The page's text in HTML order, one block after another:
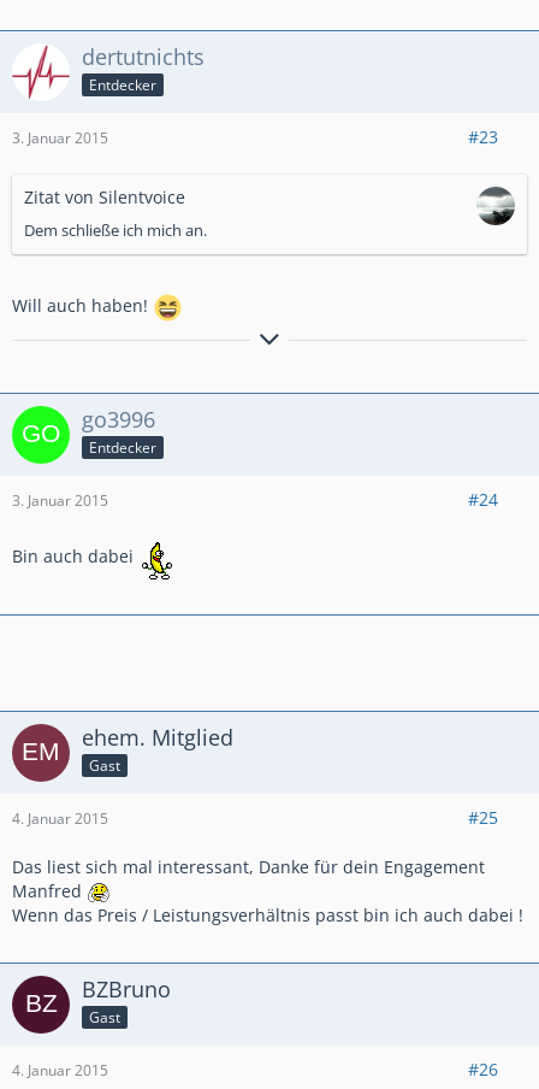
dertutnichts
Entdecker
3. Januar 2015 #23
Zitat von Silentvoice
Dem schließe ich mich an.
Will auch haben!
Nur ein Mopedfahrer versteht warum ein Hund seinen Kopf
go3996
Entdecker
3. Januar 2015 #24
Bin auch dabei
ehem. Mitglied
Gast
4. Januar 2015 #25
Das liest sich mal interessant, Danke für dein Engagement
Manfred
Wenn das Preis / Leistungsverhältnis passt bin ich auch dabei !
BZBruno
Gast
4. Januar 2015 #26